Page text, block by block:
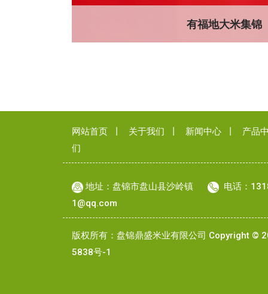
有福地大米集锦
网站首页 关于我们 新闻中心
产品
们
地址：盘锦市盘山县沙岭镇
电话：
1@qq.com
版权所有：盘锦鼎盛米业有限公司 Copyright
5838号-1